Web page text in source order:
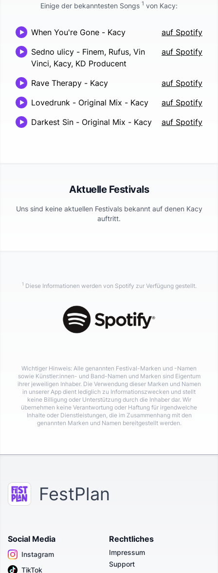
Einige der bekanntesten Songs 1 von Kacy:
When You're Gone - Kacy
auf Spotify
Sedno ulicy - Finem, Rufus, Vin
Vinci, Kacy, KD Producent
auf Spotify
Rave Therapy - Kacy
auf Spotify
Lovedrunk - Original Mix - Kacy
auf Spotify
Darkest Sin - Original Mix - Kacy auf Spotify
Aktuelle Festivals
Uns sind keine aktuellen Festivals bekannt auf denen Kacy
auftritt.
1 Diese Informationen werden von Spotify zur Verfügung gestellt.
Wichtiger Hinweis: Alle genannten Festival-Marken und -Namen
sowie Künstler:innen- und Band-Namen und Marken sind Eigentum
ihrer jeweiligen Inhaber. Die Verwendung dieser Marken und Namen
in unserer App dient lediglich zu Informationszwecken und stellt
keine Billigung oder Unterstützung durch die Inhaber dar. Wir
übernehmen keine Verantwortung oder Haftung für irgendwelche
Inhalte oder Dienstleistungen, die im Zusammenhang mit den
genannten Marken und Namen bereitgestellt werden.
FestPlan
Social Media
Instagram
TikTok
Rechtliches
Impressum
Support